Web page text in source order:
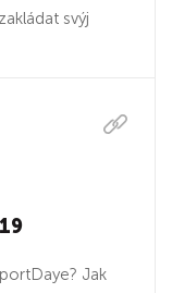
svýj
Jak